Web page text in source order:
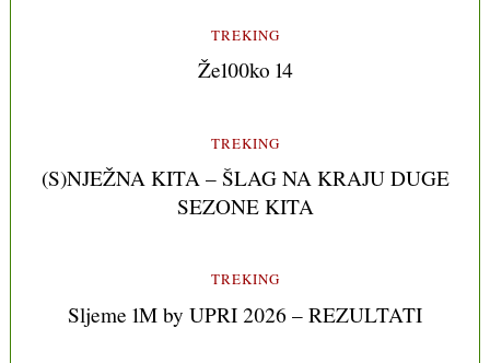
TREKING
Že100ko 14
TREKING
(S)NJEŽNA KITA – ŠLAG NA KRAJU DUGE
SEZONE KITA
TREKING
Sljeme 1M by UPRI 2026 – REZULTATI